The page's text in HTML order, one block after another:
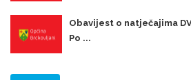
Obavijest o natječajima
Po ...